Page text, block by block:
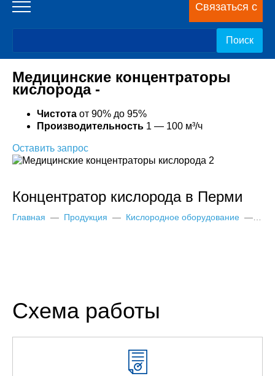
Связаться с
нами
Медицинские концентраторы
кислорода -
Чистота от 90% до 95%
Производительность 1 — 100 м³/ч
Оставить запрос
Концентратор кислорода в Перми
Главная — Продукция — Кислородное оборудование —
Схема работы